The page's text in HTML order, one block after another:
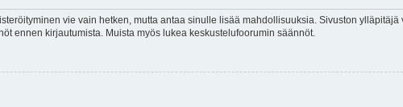
vie vain hetken, mutta antaa sinulle lisää mahdollisuuksia. Sivuston
ennen kirjautumista. Muista myös lukea keskustelufoorumin säännöt.